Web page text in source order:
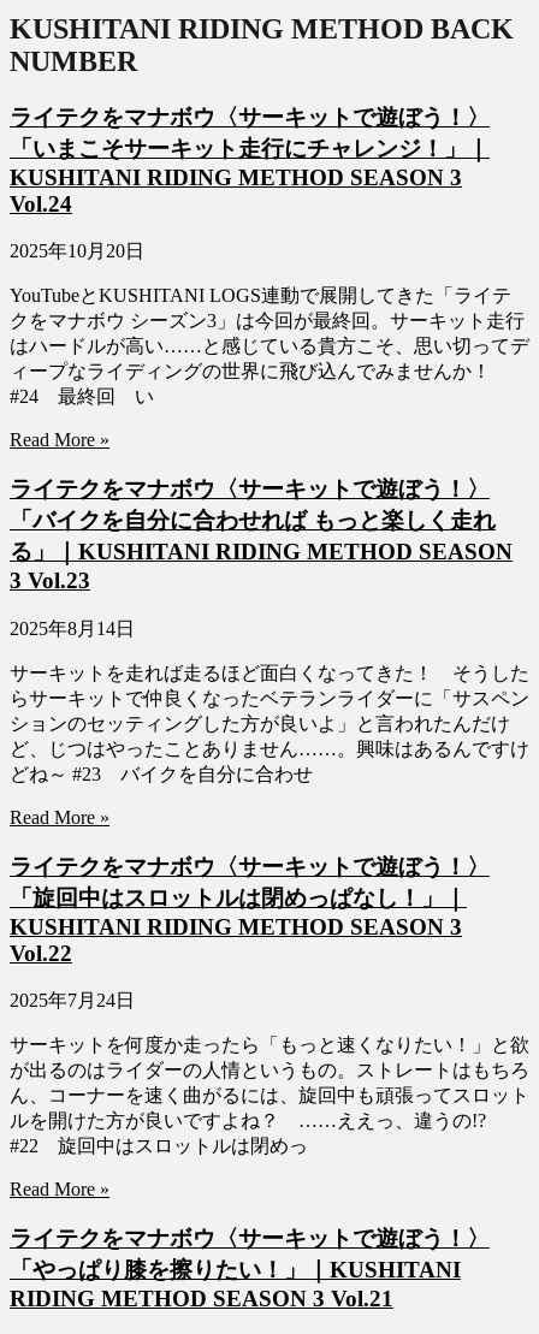
KUSHITANI RIDING METHOD BACK
NUMBER
ライテクをマナボウ〈サーキットで遊ぼう！〉
「いまこそサーキット走行にチャレンジ！」｜
KUSHITANI RIDING METHOD SEASON 3
Vol.24
2025年10月20日
YouTubeとKUSHITANI LOGS連動で展開してきた「ライテ
クをマナボウ シーズン3」は今回が最終回。サーキット走行
はハードルが高い……と感じている貴方こそ、思い切ってデ
ィープなライディングの世界に飛び込んでみませんか！
#24 最終回 い
Read More »
ライテクをマナボウ〈サーキットで遊ぼう！〉
「バイクを自分に合わせれば もっと楽しく走れ
る」｜KUSHITANI RIDING METHOD SEASON
3 Vol.23
2025年8月14日
サーキットを走れば走るほど面白くなってきた！ そうした
らサーキットで仲良くなったベテランライダーに「サスペン
ションのセッティングした方が良いよ」と言われたんだけ
ど、じつはやったことありません……。興味はあるんですけ
どね～ #23 バイクを自分に合わせ
Read More »
ライテクをマナボウ〈サーキットで遊ぼう！〉
「旋回中はスロットルは閉めっぱなし！」｜
KUSHITANI RIDING METHOD SEASON 3
Vol.22
2025年7月24日
サーキットを何度か走ったら「もっと速くなりたい！」と欲
が出るのはライダーの人情というもの。ストレートはもちろ
ん、コーナーを速く曲がるには、旋回中も頑張ってスロット
ルを開けた方が良いですよね？ ……ええっ、違うの!?
#22 旋回中はスロットルは閉めっ
Read More »
ライテクをマナボウ〈サーキットで遊ぼう！〉
「やっぱり膝を擦りたい！」｜KUSHITANI
RIDING METHOD SEASON 3 Vol.21